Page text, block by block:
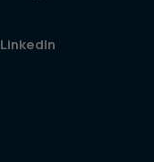
LinkedIn